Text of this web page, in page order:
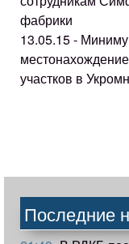
фабрики
13.05.15 -
участков в
Последние